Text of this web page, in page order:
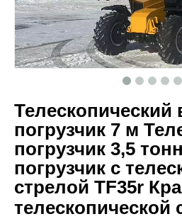
погрузчик 7 м
погрузчик 3,5
погрузчик с
стрелой TF35r
телескопической